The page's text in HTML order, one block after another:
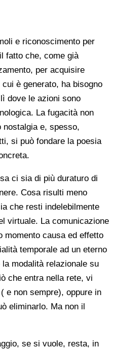
e riconoscimento per
fatto che, come già
per acquisire
è generato, ha bisogno
dove le azioni sono
La fugacità non
nostalgia e, spesso,
si può fondare la poesia
ci sia di più duraturo di
Cosa risulti meno
che resti indelebilmente
virtuale. La comunicazione
momento causa ed effetto
temporale ad un eterno
modalità relazionale su
che entra nella rete, vi
e non sempre), oppure in
eliminarlo. Ma non il
se si vuole, resta, in